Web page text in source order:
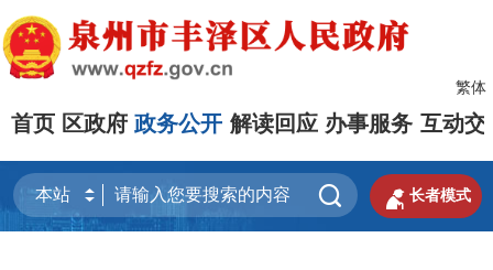
繁体
首页 区政府 政务公开 解读回应 办事服务 互动交
  长者模式